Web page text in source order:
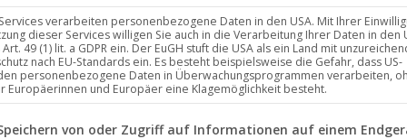
verarbeiten personenbezogene Daten in den USA. Mit Ihrer
dieser Services willigen Sie auch in die Verarbeitung Ihrer Daten in den
Art. 49 (1) lit. a GDPR ein. Der EuGH stuft die USA als ein Land mit
nach EU-Standards ein. Es besteht beispielsweise die Gefahr, dass US-
personenbezogene Daten in Überwachungsprogrammen verarbeiten,
Europäerinnen und Europäer eine Klagemöglichkeit besteht.
finden Sie eine Liste der Zwecke des IAB
von oder Zugriff auf Informationen auf einem